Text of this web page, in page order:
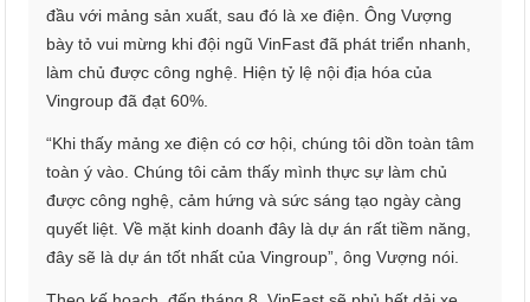
đầu với mảng sản xuất, sau đó là xe điện. Ông Vượng
bày tỏ vui mừng khi đội ngũ VinFast đã phát triển nhanh,
làm chủ được công nghệ. Hiện tỷ lệ nội địa hóa của
Vingroup đã đạt 60%.
“Khi thấy mảng xe điện có cơ hội, chúng tôi dồn toàn tâm
toàn ý vào. Chúng tôi cảm thấy mình thực sự làm chủ
được công nghệ, cảm hứng và sức sáng tạo ngày càng
quyết liệt. Về mặt kinh doanh đây là dự án rất tiềm năng,
đây sẽ là dự án tốt nhất của Vingroup”, ông Vượng nói.